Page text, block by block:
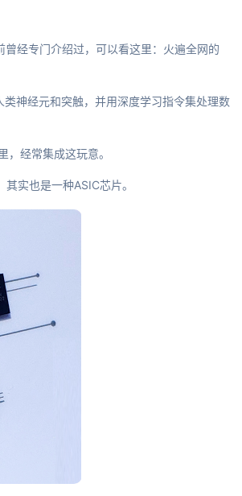
经专门介绍过，可以看这里：火遍全网的
神经元和突触，并用深度学习指令集处理数
经常集成这玩意。
实也是一种ASIC芯片。